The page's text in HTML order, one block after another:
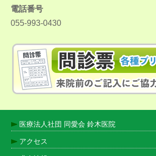
電話番号
055-993-0430
医療法人社団 同愛会 鈴木医院
アクセス